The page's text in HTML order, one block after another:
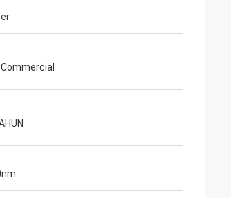
Commercial